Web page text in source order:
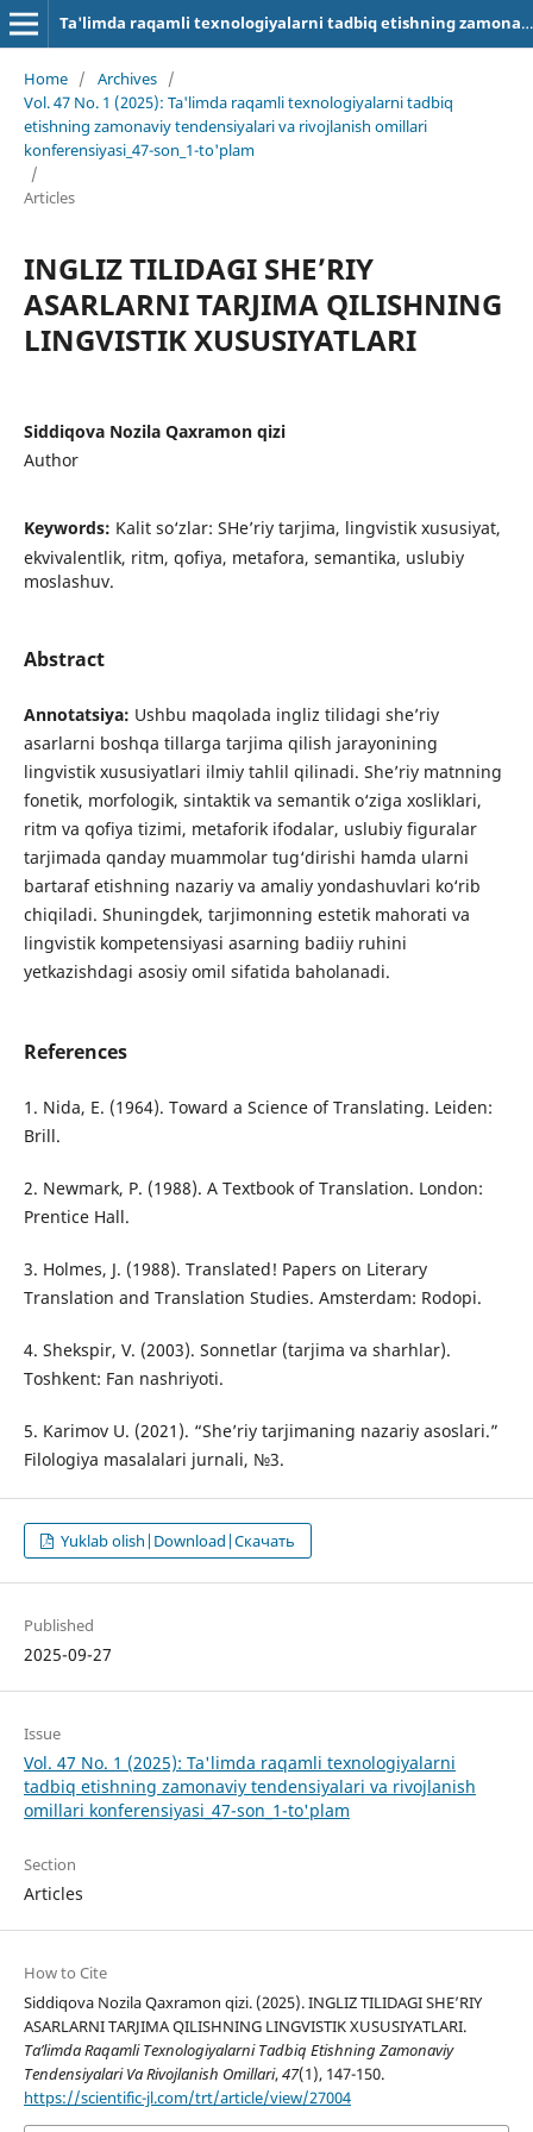
Ta'limda raqamli texnologiyalarni tadbiq etishning zamonaviy tendensiyalari va rivojlanish omillari
Home / Archives /
Vol. 47 No. 1 (2025): Ta'limda raqamli texnologiyalarni tadbiq
etishning zamonaviy tendensiyalari va rivojlanish omillari
konferensiyasi_47-son_1-to'plam
/
Articles
INGLIZ TILIDAGI SHE’RIY
ASARLARNI TARJIMA QILISHNING
LINGVISTIK XUSUSIYATLARI
Siddiqova Nozila Qaxramon qizi
Author
Keywords: Kalit so‘zlar: SHe’riy tarjima, lingvistik xususiyat,
ekvivalentlik, ritm, qofiya, metafora, semantika, uslubiy
moslashuv.
Abstract
Annotatsiya: Ushbu maqolada ingliz tilidagi she’riy
asarlarni boshqa tillarga tarjima qilish jarayonining
lingvistik xususiyatlari ilmiy tahlil qilinadi. She’riy matnning
fonetik, morfologik, sintaktik va semantik o‘ziga xosliklari,
ritm va qofiya tizimi, metaforik ifodalar, uslubiy figuralar
tarjimada qanday muammolar tug‘dirishi hamda ularni
bartaraf etishning nazariy va amaliy yondashuvlari ko‘rib
chiqiladi. Shuningdek, tarjimonning estetik mahorati va
lingvistik kompetensiyasi asarning badiiy ruhini
yetkazishdagi asosiy omil sifatida baholanadi.
References
1. Nida, E. (1964). Toward a Science of Translating. Leiden:
Brill.
2. Newmark, P. (1988). A Textbook of Translation. London:
Prentice Hall.
3. Holmes, J. (1988). Translated! Papers on Literary
Translation and Translation Studies. Amsterdam: Rodopi.
4. Shekspir, V. (2003). Sonnetlar (tarjima va sharhlar).
Toshkent: Fan nashriyoti.
5. Karimov U. (2021). “She’riy tarjimaning nazariy asoslari.”
Filologiya masalalari jurnali, №3.
Yuklab olish|Download|Скачать
Published
2025-09-27
Issue
Vol. 47 No. 1 (2025): Ta'limda raqamli texnologiyalarni
tadbiq etishning zamonaviy tendensiyalari va rivojlanish
omillari konferensiyasi_47-son_1-to'plam
Section
Articles
How to Cite
Siddiqova Nozila Qaxramon qizi. (2025). INGLIZ TILIDAGI SHE’RIY
ASARLARNI TARJIMA QILISHNING LINGVISTIK XUSUSIYATLARI.
Ta’limda Raqamli Texnologiyalarni Tadbiq Etishning Zamonaviy
Tendensiyalari Va Rivojlanish Omillari,47(1), 147-150.
https://scientific-jl.com/trt/article/view/27004